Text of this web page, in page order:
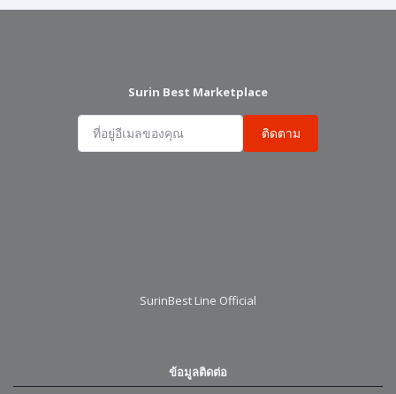
Surin Best Marketplace
ติดตาม
SurinBest Line Official
ข้อมูลติดต่อ